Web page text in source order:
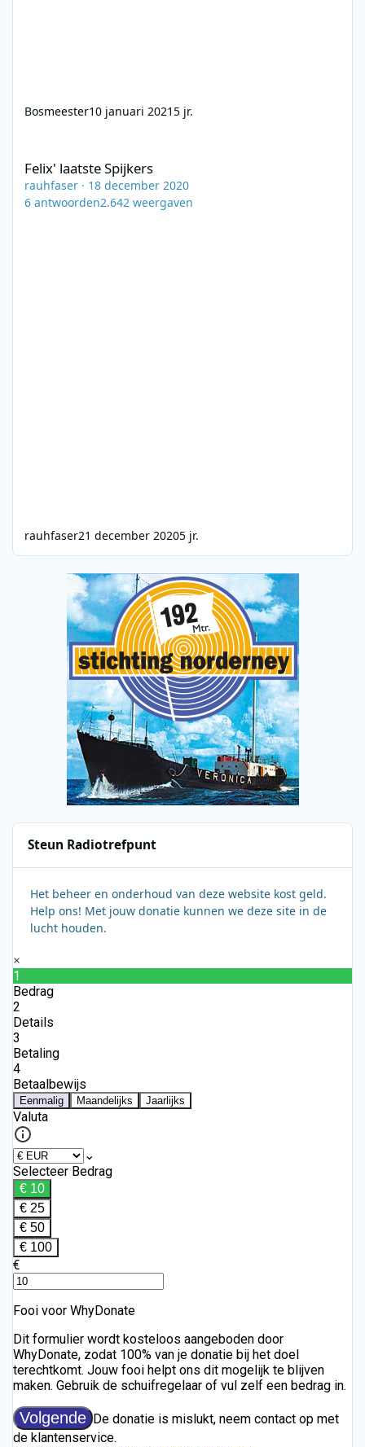
Bosmeester10 januari 20215 jr.
Felix' laatste Spijkers
rauhfaser · 18 december 2020
6 antwoorden2.642 weergaven
rauhfaser21 december 20205 jr.
Steun Radiotrefpunt
Het beheer en onderhoud van deze website kost geld.
Help ons! Met jouw donatie kunnen we deze site in de
lucht houden.